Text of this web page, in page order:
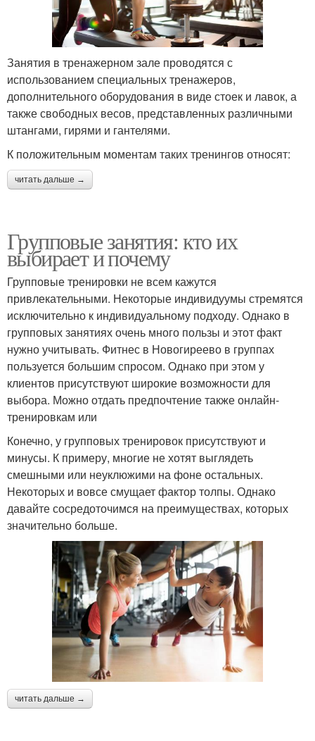
Занятия в тренажерном зале проводятся с
использованием специальных тренажеров,
дополнительного оборудования в виде стоек и лавок, а
также свободных весов, представленных различными
штангами, гирями и гантелями.
К положительным моментам таких тренингов относят:
читать дальше →
Групповые занятия: кто их
выбирает и почему
Групповые тренировки не всем кажутся
привлекательными. Некоторые индивидуумы стремятся
исключительно к индивидуальному подходу. Однако в
групповых занятиях очень много пользы и этот факт
нужно учитывать. Фитнес в Новогиреево в группах
пользуется большим спросом. Однако при этом у
клиентов присутствуют широкие возможности для
выбора. Можно отдать предпочтение также онлайн-
тренировкам или
Конечно, у групповых тренировок присутствуют и
минусы. К примеру, многие не хотят выглядеть
смешными или неуклюжими на фоне остальных.
Некоторых и вовсе смущает фактор толпы. Однако
давайте сосредоточимся на преимуществах, которых
значительно больше.
читать дальше →